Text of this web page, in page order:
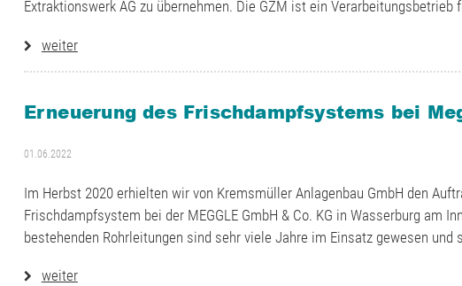
Extraktionswerk AG zu übernehmen. Die GZM ist ein Verarbeitungsbetrieb
weiter
Erneuerung des Frischdampfsystems bei
01.06.2022
Im Herbst 2020 erhielten wir von Kremsmüller Anlagenbau GmbH den
Frischdampfsystem bei der MEGGLE GmbH & Co. KG in Wasserburg am
bestehenden Rohrleitungen sind sehr viele Jahre im Einsatz gewesen und
weiter